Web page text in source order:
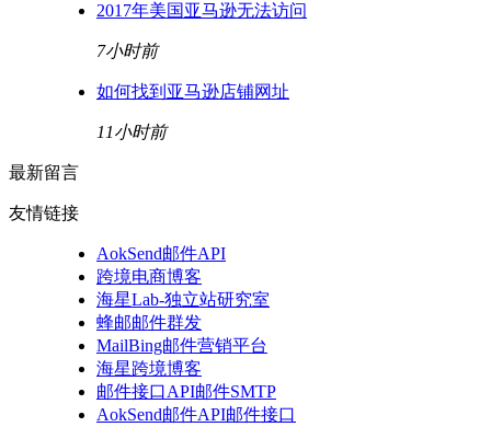
2017年美国亚马逊无法访问
7小时前
如何找到亚马逊店铺网址
11小时前
最新留言
友情链接
AokSend邮件API
跨境电商博客
海星Lab-独立站研究室
蜂邮邮件群发
MailBing邮件营销平台
海星跨境博客
邮件接口API邮件SMTP
AokSend邮件API邮件接口